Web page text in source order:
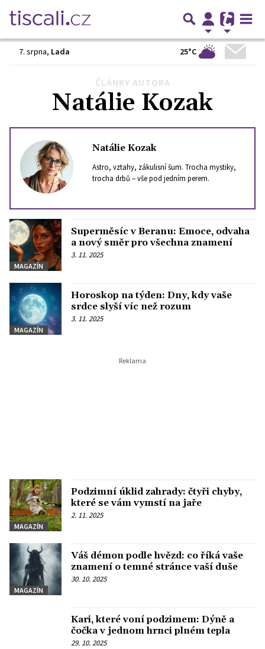
7. srpna, Lada 25°C
ČLÁNKY AUTORA
Natálie Kozak
Natálie Kozak
Astro, vztahy, zákulisní šum. Trocha mystiky,
trocha drbů – vše pod jedním perem.
MAGAZÍN
Superměsíc v Beranu: Emoce, odvaha
a nový směr pro všechna znamení
3. 11. 2025
MAGAZÍN
Horoskop na týden: Dny, kdy vaše
srdce slyší víc než rozum
3. 11. 2025
MAGAZÍN
Podzimní úklid zahrady: čtyři chyby,
které se vám vymstí na jaře
2. 11. 2025
MAGAZÍN
Váš démon podle hvězd: co říká vaše
znamení o temné stránce vaší duše
30. 10. 2025
Kari, které voní podzimem: Dýně a
čočka v jednom hrnci plném tepla
29. 10. 2025
36 37 38 39 40